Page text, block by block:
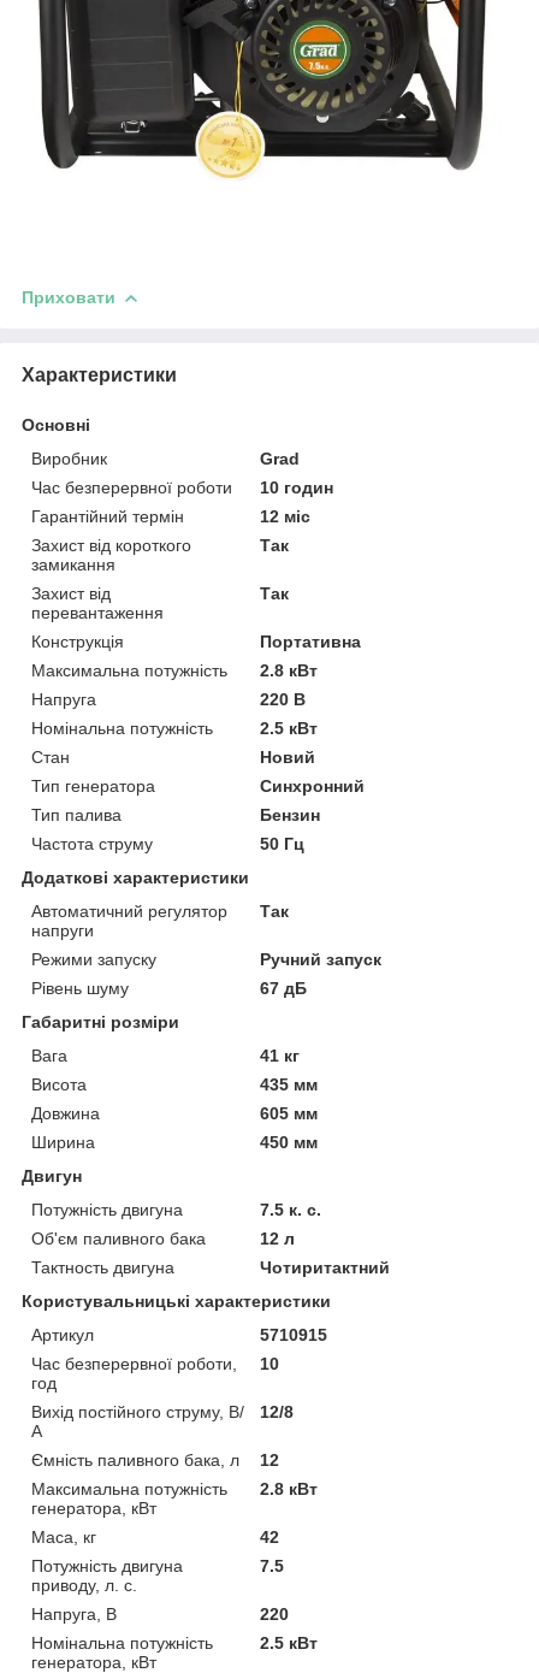
Приховати
Характеристики
Основні
Виробник
Grad
Час безперервної роботи
10 годин
Гарантійний термін
12 міс
Захист від короткого
замикання
Так
Захист від
перевантаження
Так
Конструкція
Портативна
Максимальна потужність
2.8 кВт
Напруга
220 В
Номінальна потужність
2.5 кВт
Стан
Новий
Тип генератора
Синхронний
Тип палива
Бензин
Частота струму
50 Гц
Додаткові характеристики
Автоматичний регулятор
напруги
Так
Режими запуску
Ручний запуск
Рівень шуму
67 дБ
Габаритні розміри
Вага
41 кг
Висота
435 мм
Довжина
605 мм
Ширина
450 мм
Двигун
Потужність двигуна
7.5 к. с.
Об'єм паливного бака
12 л
Тактность двигуна
Чотиритактний
Користувальницькі характеристики
Артикул
5710915
Час безперервної роботи,
год
10
Вихід постійного струму, В/
А
12/8
Ємність паливного бака, л
12
Максимальна потужність
генератора, кВт
2.8 кВт
Маса, кг
42
Потужність двигуна
приводу, л. с.
7.5
Напруга, В
220
Номінальна потужність
генератора, кВт
2.5 кВт